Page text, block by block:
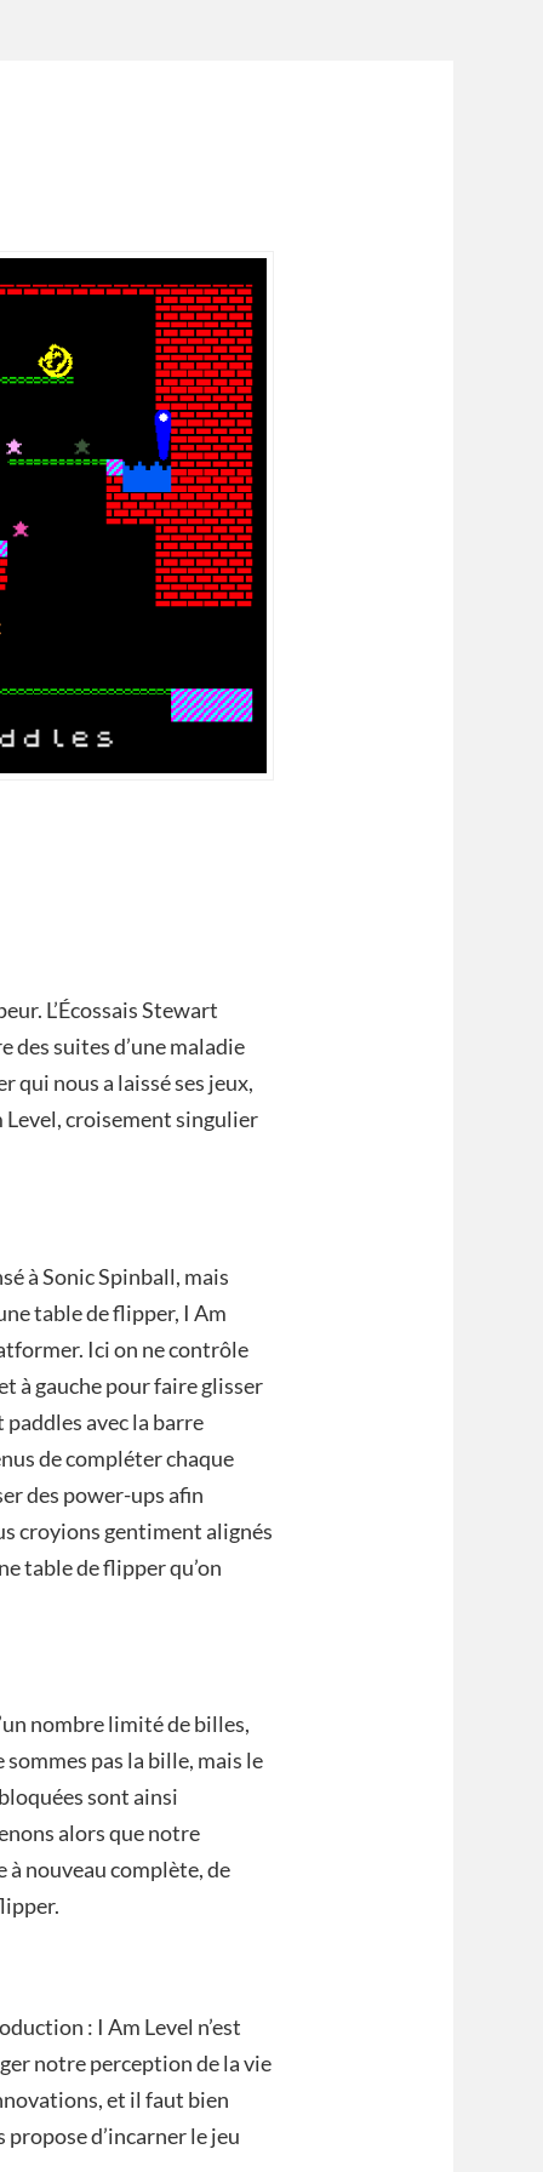
L’Écossais Stewart
des suites d’une maladie
qui nous a laissé ses jeux,
Level, croisement singulier
à Sonic Spinball, mais
table de flipper, I Am
Ici on ne contrôle
à gauche pour faire glisser
avec la barre
de compléter chaque
des power-ups afin
croyions gentiment alignés
table de flipper qu’on
nombre limité de billes,
pas la bille, mais le
sont ainsi
alors que notre
à nouveau complète, de
: I Am Level n’est
notre perception de la vie
et il faut bien
propose d’incarner le jeu